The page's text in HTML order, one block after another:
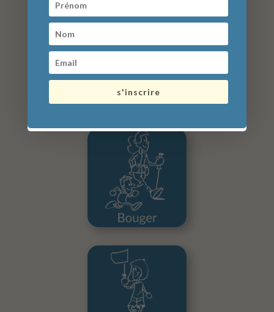
borne électrique : 36€
Ticket perdu : 50€
que faire aux alentours ?
s'inscrire